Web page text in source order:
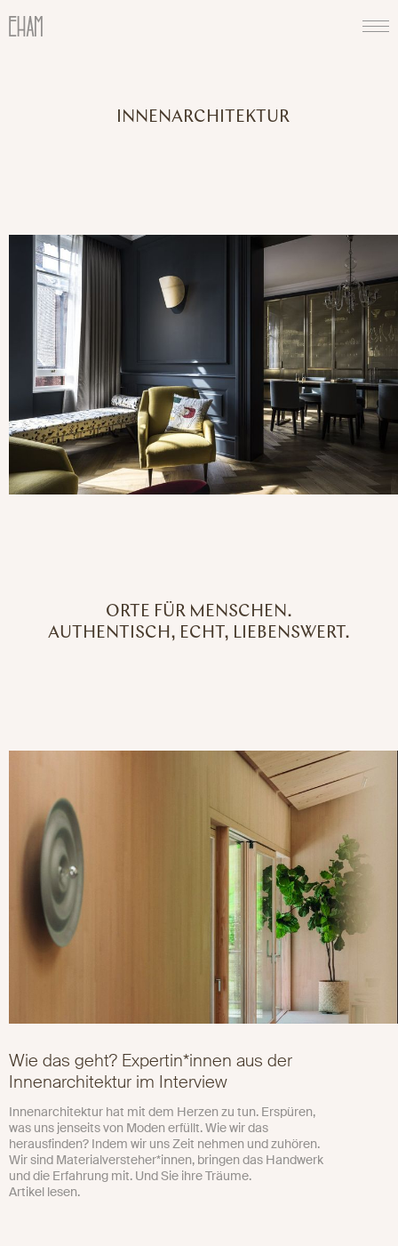
INNENARCHITEKTUR
ORTE FÜR MENSCHEN.
AUTHENTISCH, ECHT, LIEBENSWERT.
Wie das geht? Expertin*innen aus der
Innenarchitektur im Interview
Innenarchitektur hat mit dem Herzen zu tun. Erspüren,
was uns jenseits von Moden erfüllt. Wie wir das
herausfinden? Indem wir uns Zeit nehmen und zuhören.
Wir sind Materialversteher*innen, bringen das Handwerk
und die Erfahrung mit. Und Sie ihre Träume.
Artikel lesen.